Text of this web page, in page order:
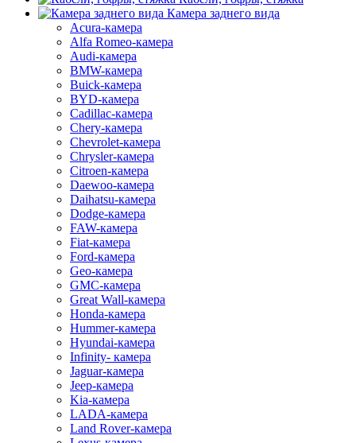
Камера заднего вида
Acura-камера
Alfa Romeo-камера
Audi-камера
BMW-камера
Buick-камера
BYD-камера
Cadillac-камера
Chery-камера
Chevrolet-камера
Chrysler-камера
Citroen-камера
Daewoo-камера
Daihatsu-камера
Dodge-камера
FAW-камера
Fiat-камера
Ford-камера
Geo-камера
GMC-камера
Great Wall-камера
Honda-камера
Hummer-камера
Hyundai-камера
Infinity- камера
Jaguar-камера
Jeep-камера
Kia-камера
LADA-камера
Land Rover-камера